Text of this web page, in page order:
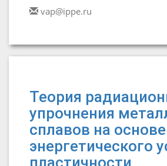
vap@ippe.ru
Теория
упрочнения
сплавов на основе
энергетического
пластичности